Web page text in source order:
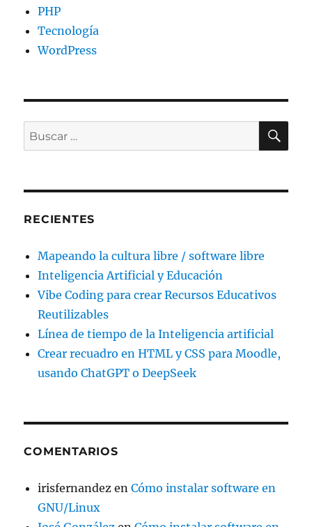
PHP
Tecnología
WordPress
Buscar
por:
RECIENTES
Mapeando la cultura libre / software libre
Inteligencia Artificial y Educación
Vibe Coding para crear Recursos Educativos
Reutilizables
Línea de tiempo de la Inteligencia artificial
Crear recuadro en HTML y CSS para Moodle,
usando ChatGPT o DeepSeek
COMENTARIOS
irisfernandez enCómo instalar software en
GNU/Linux